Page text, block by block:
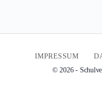
IMPRESSUM
© 2026 -